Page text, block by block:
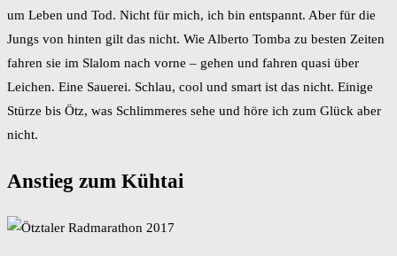
um Leben und Tod. Nicht für mich, ich bin entspannt. Aber für die
Jungs von hinten gilt das nicht. Wie Alberto Tomba zu besten Zeiten
fahren sie im Slalom nach vorne – gehen und fahren quasi über
Leichen. Eine Sauerei. Schlau, cool und smart ist das nicht. Einige
Stürze bis Ötz, was Schlimmeres sehe und höre ich zum Glück aber
nicht.
Anstieg zum Kühtai